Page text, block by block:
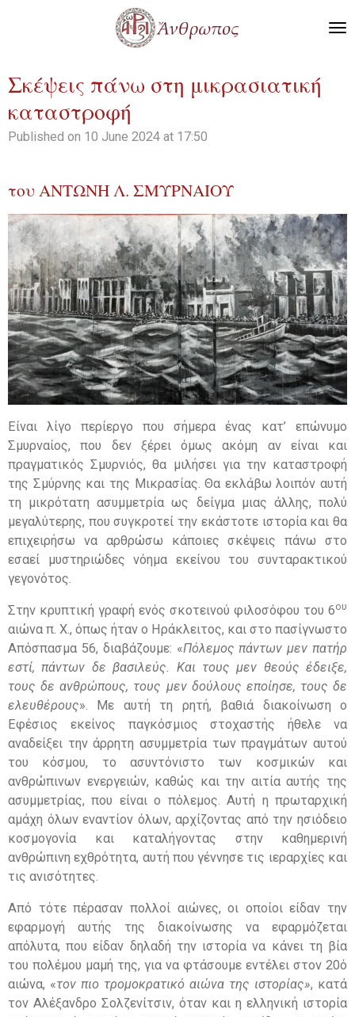
Σκέψεις πάνω στη μικρασιατική
καταστροφή
Published on 10 June 2024 at 17:50
του ΑΝΤΩΝΗ Λ. ΣΜΥΡΝΑΙΟΥ
Είναι λίγο περίεργο που σήμερα ένας κατ’ επώνυμο
Σμυρναίος, που δεν ξέρει όμως ακόμη αν είναι και
πραγματικός Σμυρνιός, θα μιλήσει για την καταστροφή
της Σμύρνης και της Μικρασίας. Θα εκλάβω λοιπόν αυτή
τη μικρότατη ασυμμετρία ως δείγμα μιας άλλης, πολύ
μεγαλύτερης, που συγκροτεί την εκάστοτε ιστορία και θα
επιχειρήσω να αρθρώσω κάποιες σκέψεις πάνω στο
εσαεί μυστηριώδες νόημα εκείνου του συνταρακτικού
γεγονότος.
Στην κρυπτική γραφή ενός σκοτεινού φιλοσόφου του 6ου
αιώνα π. Χ., όπως ήταν ο Ηράκλειτος, και στο πασίγνωστο
Απόσπασμα 56, διαβάζουμε: «Πόλεμος πάντων μεν πατήρ
εστί, πάντων δε βασιλεύς. Και τους μεν θεούς έδειξε,
τους δε ανθρώπους, τους μεν δούλους εποίησε, τους δε
ελευθέρους». Με αυτή τη ρητή, βαθιά διακοίνωση ο
Εφέσιος εκείνος παγκόσμιος στοχαστής ήθελε να
αναδείξει την άρρητη ασυμμετρία των πραγμάτων αυτού
του κόσμου, το ασυντόνιστο των κοσμικών και
ανθρώπινων ενεργειών, καθώς και την αιτία αυτής της
ασυμμετρίας, που είναι ο πόλεμος. Αυτή η πρωταρχική
αμάχη όλων εναντίον όλων, αρχίζοντας από την ησιόδειο
κοσμογονία και καταλήγοντας στην καθημερινή
ανθρώπινη εχθρότητα, αυτή που γέννησε τις ιεραρχίες και
τις ανισότητες.
Από τότε πέρασαν πολλοί αιώνες, οι οποίοι είδαν την
εφαρμογή αυτής της διακοίνωσης να εφαρμόζεται
απόλυτα, που είδαν δηλαδή την ιστορία να κάνει τη βία
του πολέμου μαμή της, για να φτάσουμε εντέλει στον 20ό
αιώνα, «τον πιο τρομοκρατικό αιώνα της ιστορίας», κατά
τον Αλέξανδρο Σολζενίτσιν, όταν και η ελληνική ιστορία